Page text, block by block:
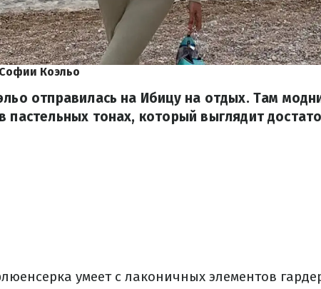
Коэльо
отправилась на Ибицу на отдых. Там
пастельных тонах, который выглядит
умеет с лаконичных элементов